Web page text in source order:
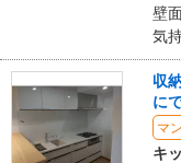
： 戸建住宅
： 家全体
施工地
： 岐阜県
築年数
： 30年以上
工事完了日
： 2025年
壁
気
グ
ー
収
に
マ
キ